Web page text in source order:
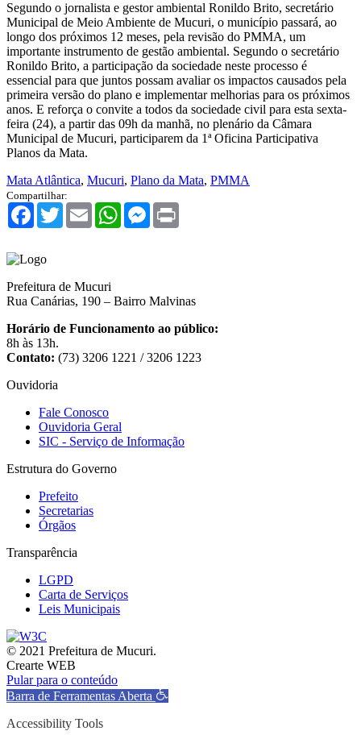
Segundo o jornalista e gestor ambiental Ronildo Brito, secretário
Municipal de Meio Ambiente de Mucuri, o município passará, ao
longo dos próximos 12 meses, pela revisão do PMMA, um
importante instrumento de gestão ambiental. Segundo o secretário
Ronildo Brito, a participação da sociedade neste processo é
essencial para que juntos possam avaliar os impactos causados pela
primeira versão do plano e implementar melhorias para os próximos
anos. E reforça o convite a todos da sociedade civil para esta sexta-
feira (24), a partir das 09h da manhã, no plenário da Câmara
Municipal de Mucuri, participarem da 1ª Oficina Participativa
Planos da Mata.
Mata Atlântica, Mucuri, Plano da Mata, PMMA
Compartilhar:
Facebook
TwitterEmail WhatsAppMessenger
Prefeitura de Mucuri
Rua Canárias, 190 – Bairro Malvinas
Horário de Funcionamento ao público:
8h às 13h.
Contato: (73) 3206 1221 / 3206 1223
Ouvidoria
Fale Conosco
Ouvidoria Geral
SIC - Serviço de Informação
Estrutura do Governo
Prefeito
Secretarias
Órgãos
Transparência
LGPD
Carta de Serviços
Leis Municipais
© 2021 Prefeitura de Mucuri.
Crearte WEB
Pular para o conteúdo
Barra de Ferramentas Aberta
Accessibility Tools